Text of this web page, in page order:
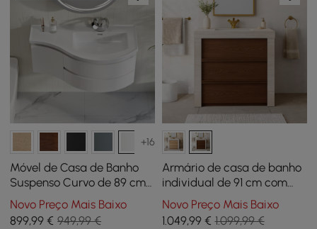
+16
Móvel de Casa de Banho
Suspenso Curvo de 89 cm
com Lavatório e
Arrumação
Novo Preço Mais Baixo
899,99 € 949,99 €
Armário de casa de banho
individual de 91 cm com
lavatório cerâmico, tampo
de pedra sinterizada
Novo Preço Mais Baixo
1.049,99€ 1.099,99 €